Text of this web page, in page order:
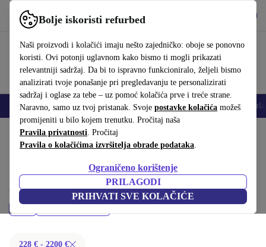
Bolje iskoristi refurbed
Naši proizvodi i kolačići imaju nešto zajedničko: oboje se ponovno
koristi. Ovi potonji uglavnom kako bismo ti mogli prikazati
relevantniji sadržaj. Da bi to ispravno funkcioniralo, željeli bismo
analizirati tvoje ponašanje pri pregledavanju te personalizirati
sadržaj i oglase za tebe – uz pomoć kolačića prve i treće strane.
Naravno, samo uz tvoj pristanak. Svoje postavke kolačića možeš
promijeniti u bilo kojem trenutku. Pročitaj naša
Pravila privatnosti. Pročitaj
Pravila o kolačićima izvršitelja obrade podataka.
Ograničeno korištenje
PRILAGODI
PRIHVATI SVE KOLAČIĆE
Koristi refurbed brzo i jednostavno
Mobiteli Prijenosna računala Tableti Pametni satovi Dodaci
Početna stranica Proizvodi Prijenosna računala
Kupi refurbished Dell prijenosna računala ispod 2200 € – kvaliteta,
jamstvo i 30 dana za povrat. Uštedi novac i čuvaj okoliš.
228 € - 2200 €